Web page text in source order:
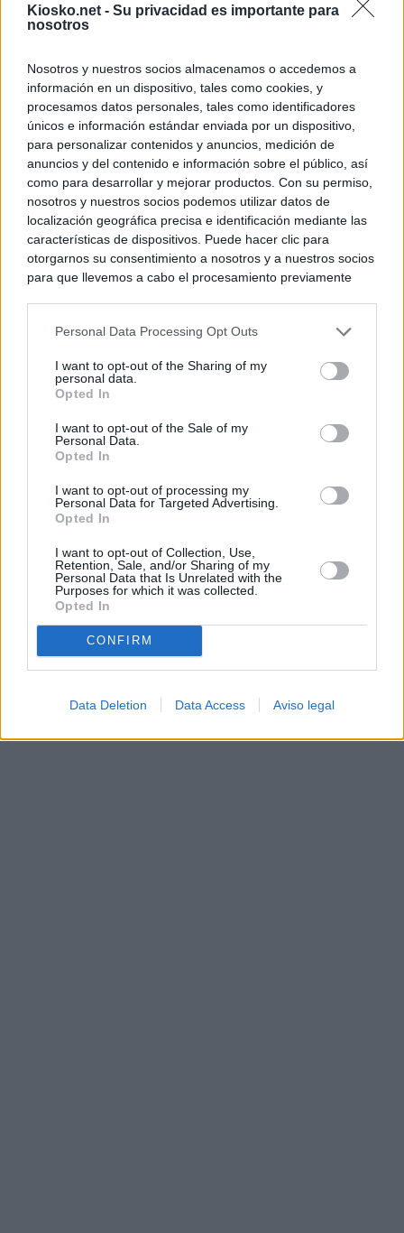
Kiosko.net - Su privacidad es importante para
nosotros
Nosotros y nuestros socios almacenamos o accedemos a
información en un dispositivo, tales como cookies, y
procesamos datos personales, tales como identificadores
únicos e información estándar enviada por un dispositivo,
para personalizar contenidos y anuncios, medición de
anuncios y del contenido e información sobre el público, así
como para desarrollar y mejorar productos. Con su permiso,
nosotros y nuestros socios podemos utilizar datos de
localización geográfica precisa e identificación mediante las
características de dispositivos. Puede hacer clic para
otorgarnos su consentimiento a nosotros y a nuestros socios
para que llevemos a cabo el procesamiento previamente
negar su consentimiento. Tenga en cuenta que algún
de su consentimiento, pero usted tiene el derecho de
rechazar tal procesamiento. Sus preferencias se aplicarán
cualquier momento entrando de nuevo en este sitio web o
visitando nuestra política de privacidad.
Personal Data Processing Opt Outs
I want to opt-out of the Sharing of my
personal data.
Opted In
I want to opt-out of the Sale of my
Personal Data.
Opted In
I want to opt-out of processing my
Personal Data for Targeted Advertising.
Opted In
I want to opt-out of Collection, Use,
Retention, Sale, and/or Sharing of my
Personal Data that Is Unrelated with the
Purposes for which it was collected.
Opted In
CONFIRM
Data Deletion Data Access Aviso legal